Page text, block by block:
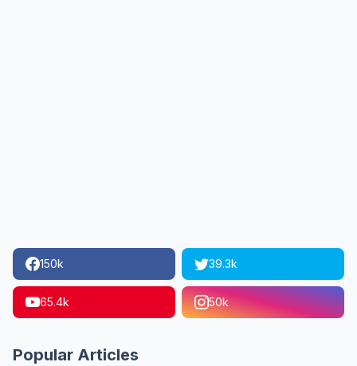
150k 39.3k
65.4k 50k
Popular Articles